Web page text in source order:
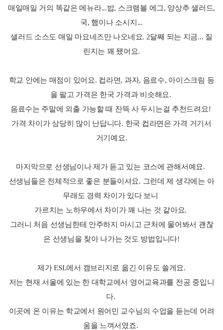
매일매일 거의 똑같은 메뉴라...밥, 스크램블 에그, 양상추 샐러드,
국, 햄이나 소시지...
샐러드 소스도 매일 마요네즈만 나오네요. 2달째 되는 지금... 질
린지는 꽤 됐어요.
학교 안에는 매점이 있어요. 컵라면, 과자, 음료수, 아이스크림 등
을 팔고 가격은 한국 가격과 비슷해요.
음료수는 주말에 외출 가능할 때 잔뜩 사 두시는걸 추천드려요!
가격 차이가 상당히 많이 난답니다. 한국 컵라면은 가격 거기서
거기예요.
마지막으로 선생님이나 제가 듣고 있는 코스에 관해서예요.
선생님들은 전체적으로 좋은 분들이셔요. 그런데 제 생각에는 아
무래도 경력 차이가 있다 보니
가르치는 노하우에서 차이가 꽤 나는 것 같아요.
그러니 처음 선생님한테 안주하지 마시고 근처에 물어봐서 괜찮
은 선생님을 찾아 나가는 것도 방법입니다!
제가 ESL에서 캠브리지로 옮긴 이유도 쓸게요.
저는 현재 서울에 있는 한 대학교에서 영어교육과를 전공 중입니
다.
이곳에 온 이유는 학교에서 원어민 교수님의 수업을 듣는데 어려
움을 느껴서였죠.